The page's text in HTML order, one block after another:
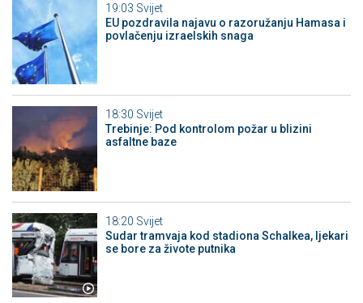
19:03 Svijet
EU pozdravila najavu o razoružanju Hamasa i
povlačenju izraelskih snaga
18:30 Svijet
Trebinje: Pod kontrolom požar u blizini
asfaltne baze
18:20 Svijet
Sudar tramvaja kod stadiona Schalkea, ljekari
se bore za živote putnika